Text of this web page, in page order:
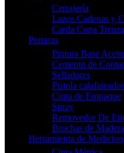
Cerrajería
Lazos Cadenas y
Carda Copa
Pinturas
Pintura Base
Cemento de
Selladores
Pistola
Cinta de Empaque
Spray
Removedor De
Brochas de Madera
Herramienta de Medicion